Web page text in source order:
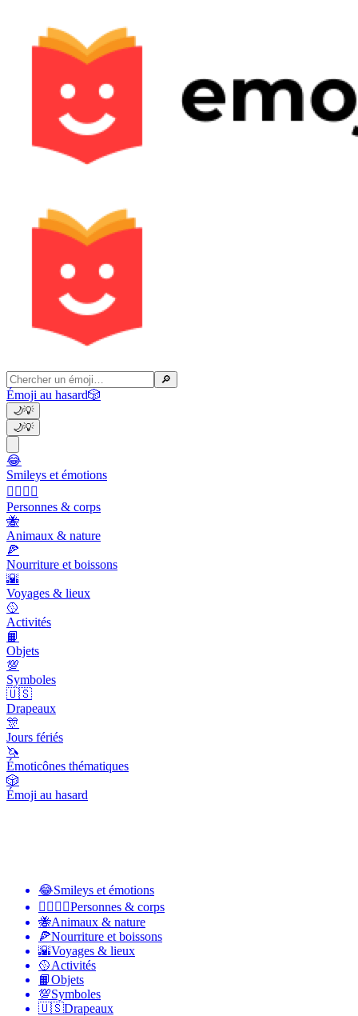
🔎
Émoji au hasard🎲
🌙💡
🌙💡
😂
Smileys et émotions
👩‍❤️‍💋‍👨
Personnes & corps
🐝
Animaux & nature
🍕
Nourriture et boissons
🌇
Voyages & lieux
🥎
Activités
📙
Objets
💯
Symboles
🇺🇸
Drapeaux
🎊
Jours fériés
🦄
Émoticônes thématiques
🎲
Émoji au hasard
😂Smileys et émotions
👩‍❤️‍💋‍👨Personnes & corps
🐝Animaux & nature
🍕Nourriture et boissons
🌇Voyages & lieux
🥎Activités
📙Objets
💯Symboles
🇺🇸Drapeaux